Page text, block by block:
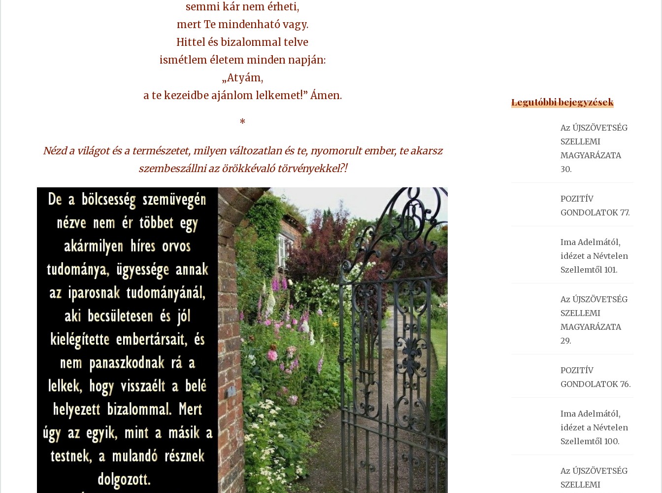
semmi kár nem érheti,
mert Te mindenható vagy.
Hittel és bizalommal telve
ismétlem életem minden napján:
„Atyám,
a te kezeidbe ajánlom lelkemet!” Ámen.
*
Nézd a világot és a természetet, milyen változatlan és te, nyomorult ember, te akarsz
szembeszállni az örökkévaló törvényekkel?!
Legutóbbi bejegyzések
Az ÚJSZÖVETSÉG
SZELLEMI
MAGYARÁZATA
30.
POZITÍV
GONDOLATOK 77.
Ima Adelmától,
idézet a Névtelen
Szellemtől 101.
Az ÚJSZÖVETSÉG
SZELLEMI
MAGYARÁZATA
29.
POZITÍV
GONDOLATOK 76.
Ima Adelmától,
idézet a Névtelen
Szellemtől 100.
Az ÚJSZÖVETSÉG
SZELLEMI